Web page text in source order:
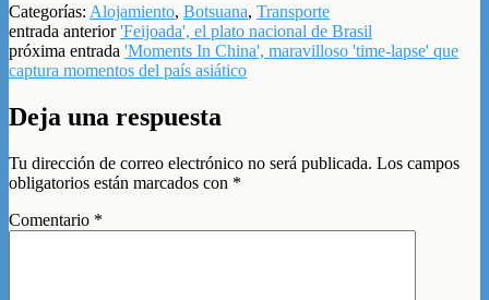
Categorías: Alojamiento, Botsuana, Transporte
entrada anterior'Feijoada', el plato nacional de Brasil
próxima entrada 'Moments In China', maravilloso 'time-lapse' que
captura momentos del país asiático
Deja una respuesta
Tu dirección de correo electrónico no será publicada. Los campos
obligatorios están marcados con *
Comentario *